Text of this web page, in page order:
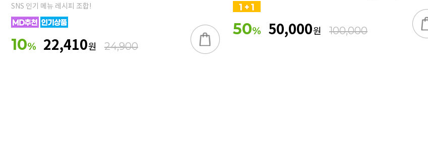
SNS 인기 메뉴 레시피 조합!
10% 22,410원 24,900
50% 50,000원 100,000